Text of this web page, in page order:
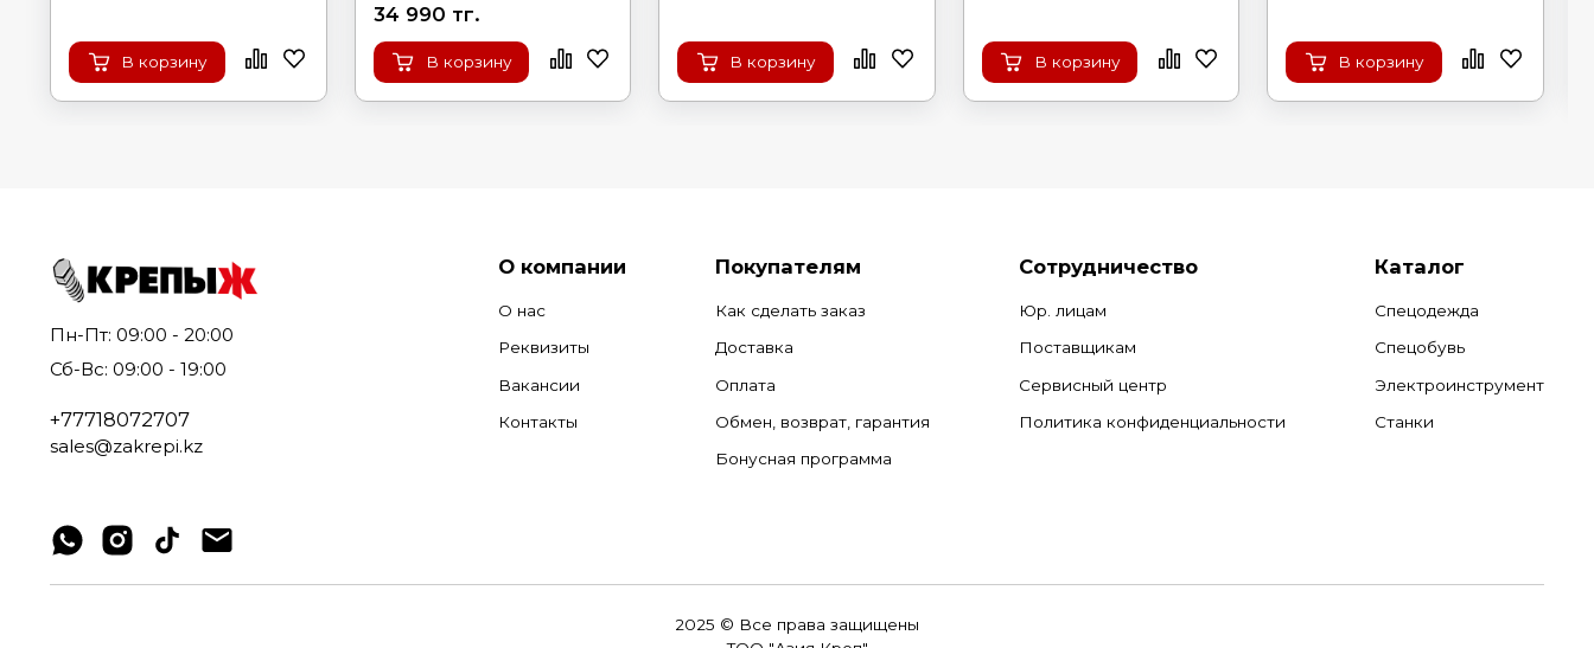
В корзину
34 990 тг.
В корзину В корзину В корзину В корзину
Пн-Пт: 09:00 - 20:00
Сб-Вс: 09:00 - 19:00
+77718072707
sales@zakrepi.kz
О компании
О нас
Реквизиты
Вакансии
Контакты
Покупателям
Как сделать заказ
Доставка
Оплата
Обмен, возврат, гарантия
Бонусная программа
Сотрудничество
Юр. лицам
Поставщикам
Сервисный центр
Политика конфиденциальности
Каталог
Спецодежда
Спецобувь
Электроинструмент
Станки
2025 © Все права защищены